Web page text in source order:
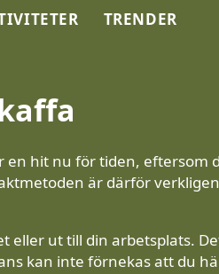
TRENDER
hit nu för tiden, eftersom
är därför
eller ut till din arbetsplats.
kan inte förnekas att du